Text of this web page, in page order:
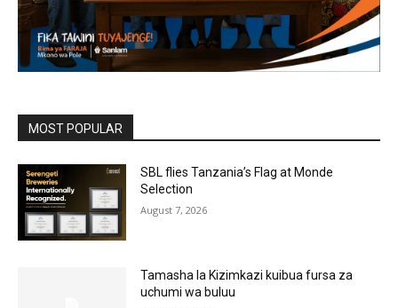
MOST POPULAR
SBL flies Tanzania’s Flag at Monde
Selection
August 7, 2026
Tamasha la Kizimkazi kuibua fursa za
uchumi wa buluu